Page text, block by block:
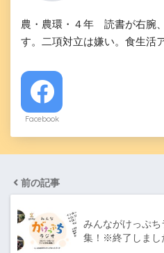
農・農環・４年 読書が右腕
す。二項対立は嫌い。食生活
Facebook
前の記事
みんながけっぷ
集！※終了しまし